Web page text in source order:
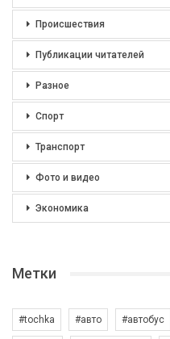
Происшествия
Публикации читателей
Разное
Спорт
Транспорт
Фото и видео
Экономика
Метки
#tochka #авто #автобус